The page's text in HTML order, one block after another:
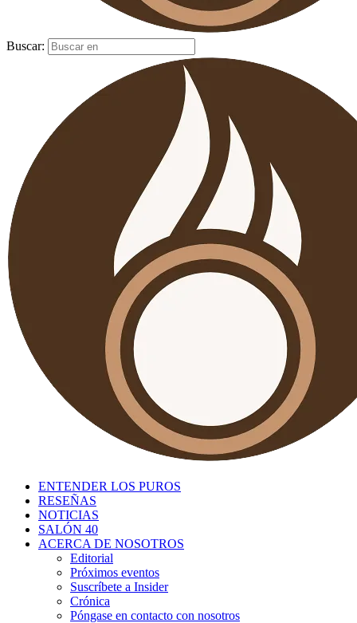
Buscar:
ENTENDER LOS PUROS
RESEÑAS
NOTICIAS
SALÓN 40
ACERCA DE NOSOTROS
Editorial
Próximos eventos
Suscríbete a Insider
Crónica
Póngase en contacto con nosotros